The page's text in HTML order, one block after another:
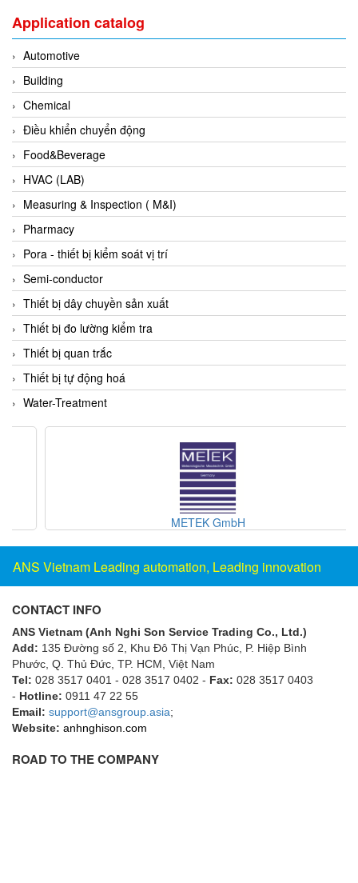
E+E ELEKTRONIK
E+H
E2S
Earthtech
Eaton
EBMPAPST
ECKERLE
Ecom-EX
ECONEX
Edward
EES
EGE Elektronik
Eilersen Vietnam
Ekstrom-Carlson
Elands Cable Vietnam
Elap Vietnam
Electro Adda
Electronic Design System S.R.L Vietnam
Electro-Sensors Vietnam
Elektrophysik Vietnam
elesa-ganter
ELETTA
Elettrotek Kabel
ELGO Electronic
ELIS PLZEŇ
ELMEKO
ELMESS-Thermosystemtechnik
Application catalog
Automotive
Building
Chemical
Điều khiển chuyển động
Food&Beverage
HVAC (LAB)
Measuring & Inspection ( M&I)
Pharmacy
Pora - thiết bị kiểm soát vị trí
Semi-conductor
Thiết bị dây chuyền sản xuất
Thiết bị đo lường kiểm tra
Thiết bị quan trắc
Thiết bị tự động hoá
Water-Treatment
METEK GmbH
ANS Vietnam Leading automation, Leading innovation
CONTACT INFO
ANS Vietnam (Anh Nghi Son Service Trading Co., Ltd.)
Add: 135 Đường số 2, Khu Đô Thị Vạn Phúc, P. Hiệp Bình
Phước, Q. Thủ Đức, TP. HCM , Việt Nam
Tel: 028 3517 0401 - 028 3517 0402 - Fax: 028 3517 0403
- Hotline: 0911 47 22 55
Email: support@ansgroup.asia;
Website: anhnghison.com
ROAD TO THE COMPANY